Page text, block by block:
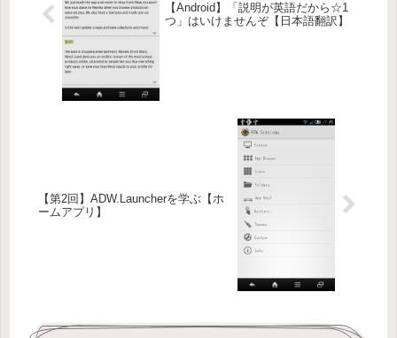
【Android】「説明が英語だから☆1
つ」はいけませんぞ【日本語翻訳】
【第2回】ADW.Launcherを学ぶ【ホ
ームアプリ】